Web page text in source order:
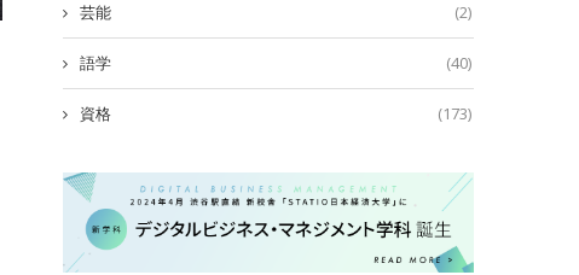
芸能 (2)
語学 (40)
資格 (173)